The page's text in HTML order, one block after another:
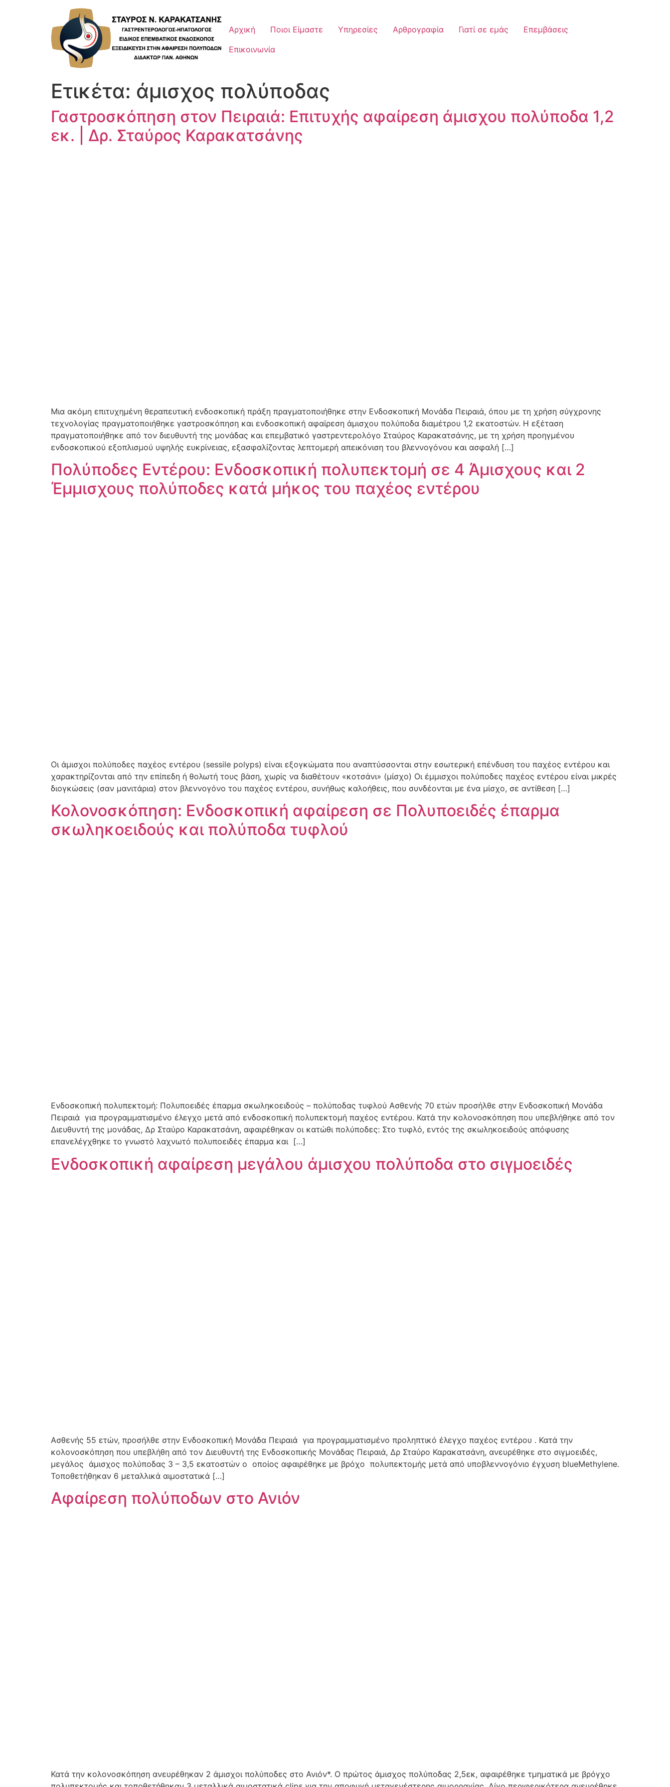
Αρχική Ποιοι Είμαστε Υπηρεσίες Αρθρογραφία Γιατί σε εμάς
Επεμβάσεις
Επικοινωνία
Ετικέτα: άμισχος πολύποδας
Γαστροσκόπηση στον Πειραιά: Επιτυχής αφαίρεση άμισχου πολύποδα 1,2
εκ. | Δρ. Σταύρος Καρακατσάνης
Μια ακόμη επιτυχημένη θεραπευτική ενδοσκοπική πράξη πραγματοποιήθηκε στην Ενδοσκοπική Μονάδα Πειραιά, όπου με τη χρήση σύγχρονης
τεχνολογίας πραγματοποιήθηκε γαστροσκόπηση και ενδοσκοπική αφαίρεση άμισχου πολύποδα διαμέτρου 1,2 εκατοστών. Η εξέταση
πραγματοποιήθηκε από τον διευθυντή της μονάδας και επεμβατικό γαστρεντερολόγο Σταύρος Καρακατσάνης, με τη χρήση προηγμένου
ενδοσκοπικού εξοπλισμού υψηλής ευκρίνειας, εξασφαλίζοντας λεπτομερή απεικόνιση του βλεννογόνου και ασφαλή […]
Πολύποδες Εντέρου: Ενδοσκοπική πολυπεκτομή σε 4 Άμισχους και 2
Έμμισχους πολύποδες κατά μήκος του παχέος εντέρου
Οι άμισχοι πολύποδες παχέος εντέρου (sessile polyps) είναι εξογκώματα που αναπτύσσονται στην εσωτερική επένδυση του παχέος εντέρου και
χαρακτηρίζονται από την επίπεδη ή θολωτή τους βάση, χωρίς να διαθέτουν «κοτσάνι» (μίσχο) Οι έμμισχοι πολύποδες παχέος εντέρου είναι μικρές
διογκώσεις (σαν μανιτάρια) στον βλεννογόνο του παχέος εντέρου, συνήθως καλοήθεις, που συνδέονται με ένα μίσχο, σε αντίθεση […]
Κολονοσκόπηση: Ενδοσκοπική αφαίρεση σε Πολυποειδές έπαρμα
σκωληκοειδούς και πολύποδα τυφλού
Ενδοσκοπική πολυπεκτομή: Πολυποειδές έπαρμα σκωληκοειδούς – πολύποδας τυφλού Ασθενής 70 ετών προσήλθε στην Ενδοσκοπική Μονάδα
Πειραιά για προγραμματισμένο έλεγχο μετά από ενδοσκοπική πολυπεκτομή παχέος εντέρου. Κατά την κολονοσκόπηση που υπεβλήθηκε από τον
Διευθυντή της μονάδας, Δρ Σταύρο Καρακατσάνη, αφαιρέθηκαν οι κατώθι πολύποδες: Στο τυφλό, εντός της σκωληκοειδούς απόφυσης
επανελέγχθηκε το γνωστό λαχνωτό πολυποειδές έπαρμα και […]
Ενδοσκοπική αφαίρεση μεγάλου άμισχου πολύποδα στο σιγμοειδές
Ασθενής 55 ετών, προσήλθε στην Ενδοσκοπική Μονάδα Πειραιά για προγραμματισμένο προληπτικό έλεγχο παχέος εντέρου . Κατά την
κολονοσκόπηση που υπεβλήθη από τον Διευθυντή της Ενδοσκοπικής Μονάδας Πειραιά, Δρ Σταύρο Καρακατσάνη, ανευρέθηκε στο σιγμοειδές,
μεγάλος άμισχος πολύποδας 3 – 3,5 εκατοστών ο οποίος αφαιρέθηκε με βρόχο πολυπεκτομής μετά από υποβλεννογόνιο έγχυση blueMethylene.
Τοποθετήθηκαν 6 μεταλλικά αιμοστατικά […]
Αφαίρεση πολύποδων στο Ανιόν
Κατά την κολονοσκόπηση ανευρέθηκαν 2 άμισχοι πολύποδες στο Ανιόν*. Ο πρώτος άμισχος πολύποδας 2,5εκ, αφαιρέθηκε τμηματικά με βρόγχο